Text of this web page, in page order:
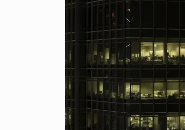
Kollega
är
fackförbundet
Unionens
medlemstidning